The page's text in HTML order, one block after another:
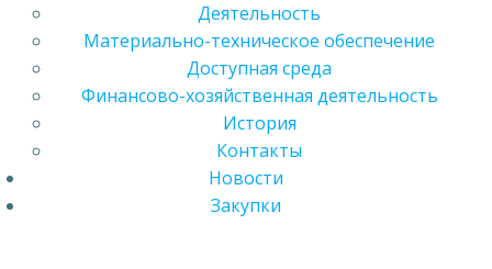
Деятельность
Материально-техническое обеспечение
Доступная среда
Финансово-хозяйственная деятельность
История
Контакты
Новости
Закупки